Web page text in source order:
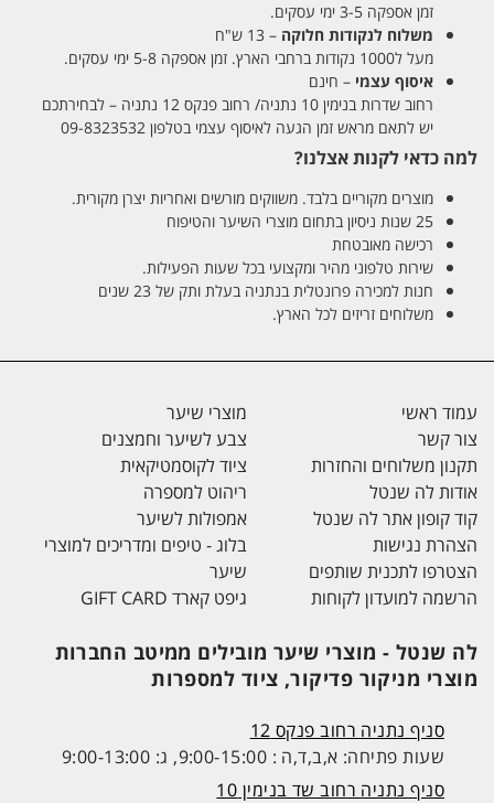
זמן אספקה 3-5 ימי עסקים.
משלוח לנקודות חלוקה – 13 ש"ח
מעל ל1000 נקודות ברחבי הארץ. זמן אספקה 5-8 ימי עסקים.
איסוף עצמי – חינם
רחוב שדרות בנימין 10 נתניה/ רחוב פנקס 12 נתניה – לבחירתכם
יש לתאם מראש זמן הגעה לאיסוף עצמי בטלפון 09-8323532
למה כדאי לקנות אצלנו?
מוצרים מקוריים בלבד. משווקים מורשים ואחריות יצרן מקורית.
25 שנות ניסיון בתחום מוצרי השיער והטיפוח
רכישה מאובטחת
שירות טלפוני מהיר ומקצועי בכל שעות הפעילות.
חנות למכירה פרונטלית בנתניה בעלת ותק של 23 שנים
משלוחים זריזים לכל הארץ.
עמוד ראשי
צור קשר
תקנון משלוחים והחזרות
אודות לה שנטל
קוד קופון אתר לה שנטל
הצהרת נגישות
הצטרפו לתכנית שותפים
הרשמה למועדון לקוחות
מוצרי שיער
צבע לשיער וחמצנים
ציוד לקוסמטיקאית
ריהוט למספרה
אמפולות לשיער
בלוג - טיפים ומדריכים למוצרי
שיער
גיפט קארד GIFT CARD
לה שנטל - מוצרי שיער מובילים ממיטב החברות
מוצרי מניקור פדיקור, ציוד למספרות
סניף נתניה רחוב פנקס 12
שעות פתיחה: א,ב,ד,ה : 9:00-15:00, ג: 9:00-13:00
סניף נתניה רחוב שד בנימין 10